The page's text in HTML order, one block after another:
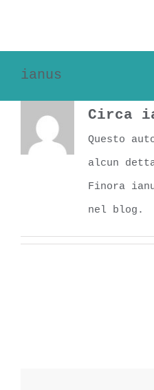
ianus
Circa
Questo
alcun
Finora
nel blog.